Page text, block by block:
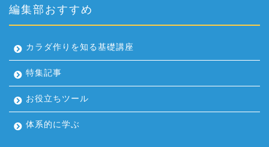
編集部おすすめ
カラダ作りを知る基礎講座
特集記事
お役立ちツール
体系的に学ぶ